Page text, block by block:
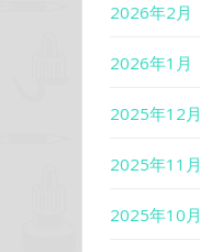
2026年2月
2026年1月
2025年12月
2025年11月
2025年10月